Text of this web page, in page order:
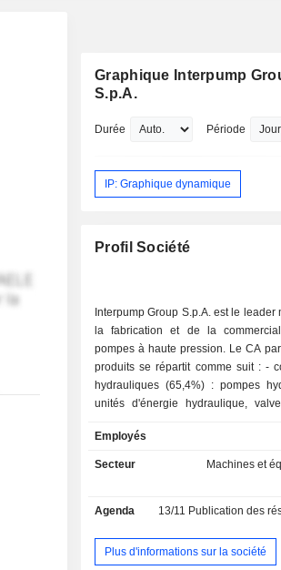
Graphique Interpump
S.p.A.
Durée Période
IP: Graphique dynamique
Profil Société
Interpump Group S.p.A. est le leader
la fabrication et de la
pompes à haute pression. Le CA
produits se répartit comme suit : - composants
hydrauliques (65,4%) : pompes
unités d'énergie hydraulique,
La répartition géographique du
suivante : Italie (15,6%), Europe
Amérique du Nord (25,1%),
Employés
Secteur
Machines et
Agenda 13/11 Publication des résultats
Plus d'informations sur la société